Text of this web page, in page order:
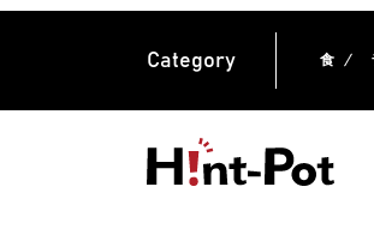
Category 食